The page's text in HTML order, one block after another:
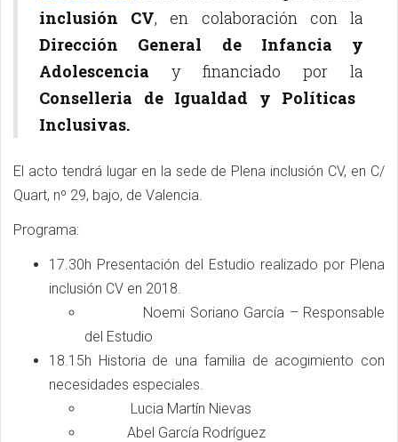
inclusión CV, en colaboración con la
Dirección General de Infancia y
Adolescencia y financiado por la
Conselleria de Igualdad y Políticas
Inclusivas.
El acto tendrá lugar en la sede de Plena inclusión CV, en C/
Quart, nº 29, bajo, de Valencia.
Programa:
17.30h Presentación del Estudio realizado por Plena
inclusión CV en 2018.
Noemi Soriano García – Responsable
del Estudio
18.15h Historia de una familia de acogimiento con
necesidades especiales.
Lucia Martín Nievas
Abel García Rodríguez